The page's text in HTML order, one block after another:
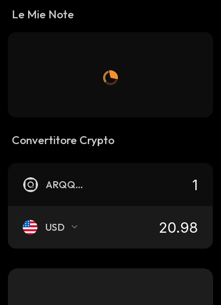
Le Mie Note
Convertitore Crypto
ARQQON
USD